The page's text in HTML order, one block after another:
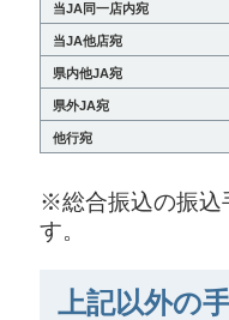
当JA同一店内宛
当JA他店宛
県内他JA宛
県外JA宛
他行宛
※総合振込の振込
す。
上記以外の